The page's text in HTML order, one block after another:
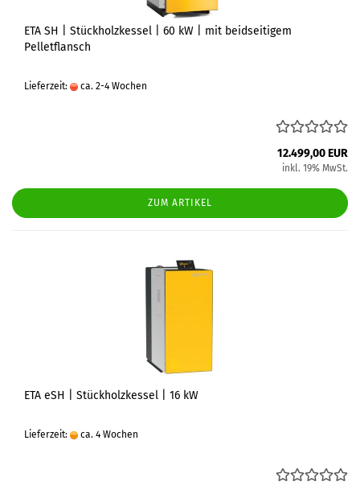
ETA SH | Stückholzkessel | 60 kW | mit beidseitigem
Pelletflansch
Lieferzeit: ca. 2-4 Wochen
12.499,00 EUR
inkl. 19% MwSt.
ZUM ARTIKEL
ETA eSH | Stückholzkessel | 16 kW
Lieferzeit: ca. 4 Wochen